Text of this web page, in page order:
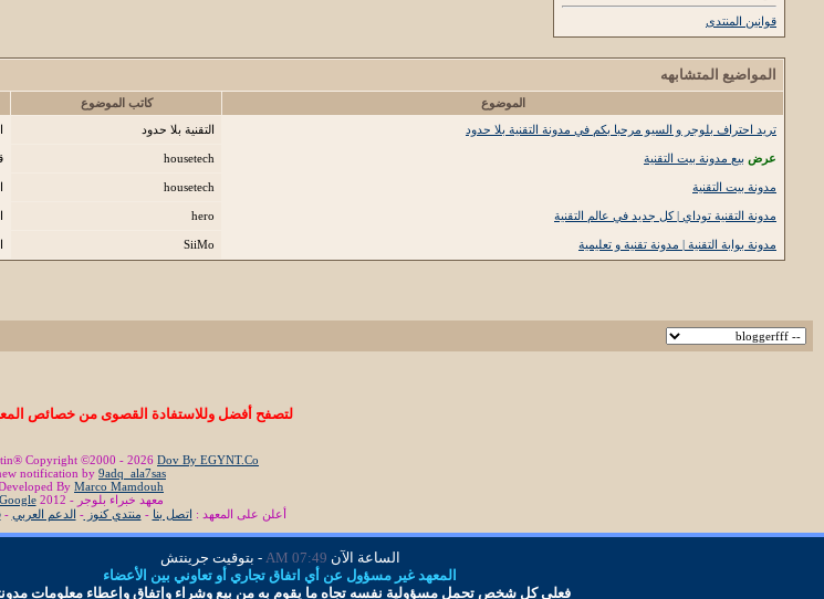
قوانين المنتدى
المواضيع المتشابهه
الموضوع كاتب الموضوع
تريد احتراف بلوجر و السيو مرحبا بكم في مدونة التقنية بلا حدود
التقنية بلا حدود
عرض بيع مدونة بيت التقنية housetech
مدونة بيت التقنية housetech
مدونة التقنية توداي | كل جديد في عالم التقنية hero
مدونة بوابة التقنية | مدونة تقنية و تعليمية SiiMo
لتصفح أفضل وللاستفادة القصوى من خصائص
Copyright ©2000 - 2026 Dov By EGYNT.Co
notification by 9adq_ala7sas
By Marco Mamdouh
معهد خبراء بلوجر - 2012
Google
أعلن على المعهد : اتصل بنا - منتدي كنوز- الدعم العربي -
الساعة الآن 07:49 AM
- بتوقيت جرينتش
المعهد غير مسؤول عن أي اتفاق تجاري أو تعاوني بين الأعضاء
فعلى كل شخص تحمل مسؤولية نفسه تجاه ما يقوم به من بيع وشراء وإتفاق و عطاء معلومات